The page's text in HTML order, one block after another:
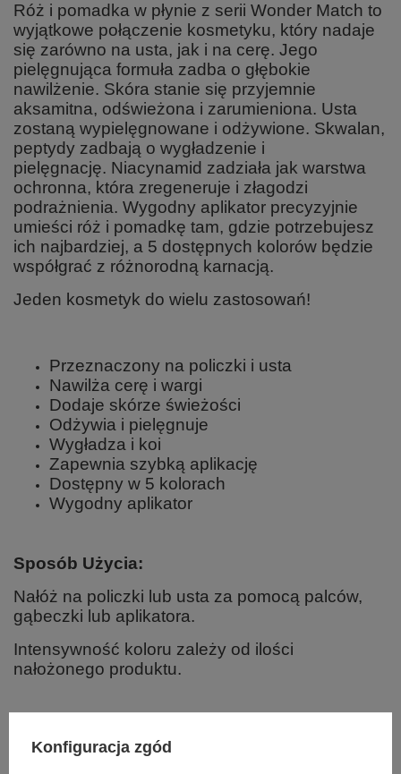
Róż i pomadka w płynie z serii Wonder Match to
wyjątkowe połączenie kosmetyku, który nadaje
się zarówno na usta, jak i na cerę. Jego
pielęgnująca formuła zadba o głębokie
nawilżenie. Skóra stanie się przyjemnie
aksamitna, odświeżona i zarumieniona. Usta
zostaną wypielęgnowane i odżywione. Skwalan,
peptydy zadbają o wygładzenie i
pielęgnację. Niacynamid zadziała jak warstwa
ochronna, która zregeneruje i złagodzi
podrażnienia. Wygodny aplikator precyzyjnie
umieści róż i pomadkę tam, gdzie potrzebujesz
ich najbardziej, a 5 dostępnych kolorów będzie
współgrać z różnorodną karnacją.
Jeden kosmetyk do wielu zastosowań!
Przeznaczony na policzki i usta
Nawilża cerę i wargi
Dodaje skórze świeżości
Odżywia i pielęgnuje
Wygładza i koi
Zapewnia szybką aplikację
Dostępny w 5 kolorach
Wygodny aplikator
Sposób Użycia:
Nałóż na policzki lub usta za pomocą palców,
gąbeczki lub aplikatora.
Intensywność koloru zależy od ilości
nałożonego produktu.
Hydrogenated Polyisobutene, Hydrogenated Poly(C6-14 Olefin),
Konfiguracja zgód